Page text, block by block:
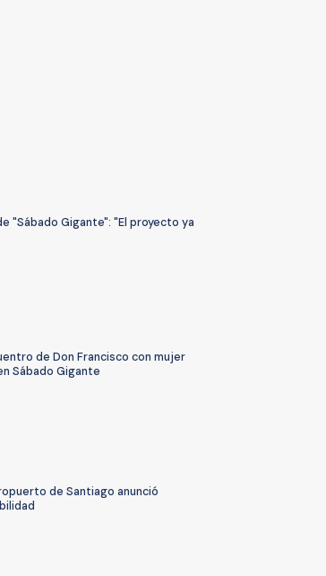
"Sábado Gigante": "El proyecto ya
de Don Francisco con mujer
Sábado Gigante
de Santiago anunció